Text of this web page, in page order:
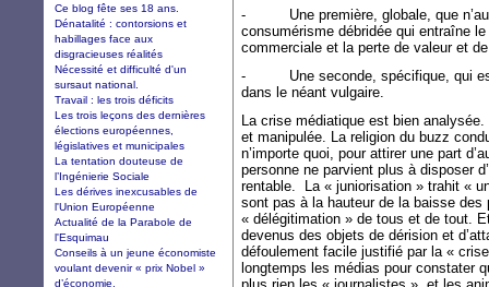
- Une première, globale, que
consumérisme débridée qui entraîne
commerciale et la perte de valeur et
- Une seconde, spécifique, qui est
dans le néant vulgaire.
La crise médiatique est bien
et manipulée. La religion du buzz
n’importe quoi, pour attirer une part
personne ne parvient plus à disposer
rentable. La « juniorisation » trahit «
sont pas à la hauteur de la baisse
« délégitimation » de tous et de tout.
devenus des objets de dérision et
défoulement facile justifié par la «
longtemps les médias pour constater
Ce blog fête ses 18 ans.
Dénatalité : contorsions et
habillages face aux
disgracieuses réalités
Nécessité et difficulté d'un
sursaut national.
Travail : les trois déficits
Les trois leçons des dernières
élections européennes,
législatives et municipales
La tentation douteuse de
l’Ingénierie Sociale
Les dérives inexcusables de
l'Union Européenne
Actualité de la Parabole de
l'Esquimau
Conseils à un jeune économiste
voulant devenir « prix Nobel »
d’économie.